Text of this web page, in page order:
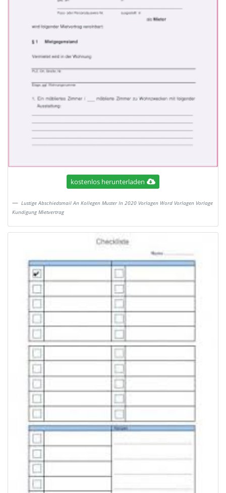
kostenlos herunterladen
Lustige Abschiedsmail An Kollegen Muster In 2020 Vorlagen Word Vorlagen Vorlage
Kundigung Mietvertrag